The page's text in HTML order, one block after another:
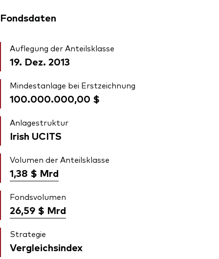
Fondsdaten
Auflegung der Anteilsklasse
19. Dez. 2013
Mindestanlage bei Erstzeichnung
100.000.000,00 $
Anlagestruktur
Irish UCITS
Volumen der Anteilsklasse
1,38 $ Mrd
Fondsvolumen
26,59 $ Mrd
Strategie
Vergleichsindex